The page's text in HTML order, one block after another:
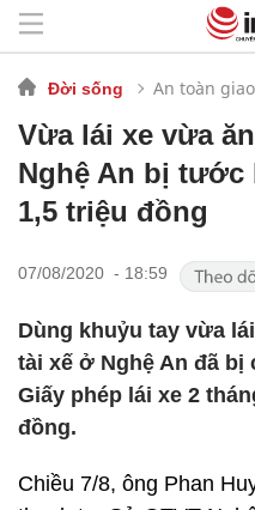
Đời sống An toàn
Vừa lái xe vừa
Nghệ An bị tước
1,5 triệu đồng
07/08/2020 - 18:59
Dùng khuỷu tay vừa
tài xế ở Nghệ An đã
Giấy phép lái xe 2
đồng.
Chiều 7/8, ông Phan